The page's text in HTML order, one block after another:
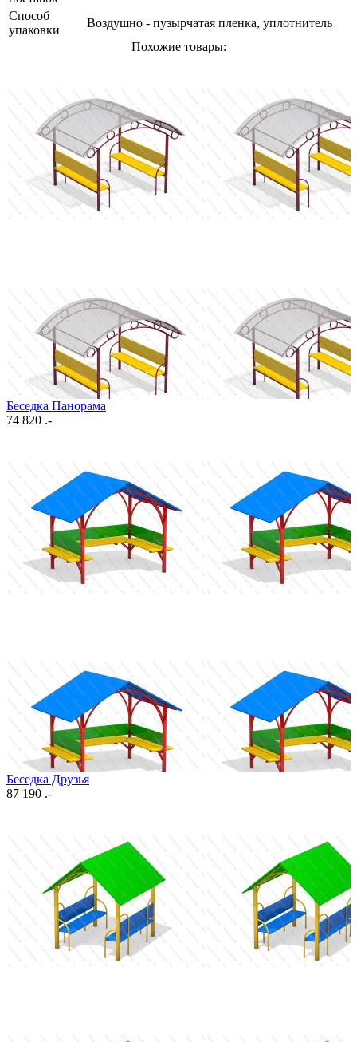
Способ
упаковки
Воздушно - пузырчатая пленка, уплотнитель
Похожие товары:
Беседка Панорама
74 820 .-
Беседка Друзья
87 190 .-